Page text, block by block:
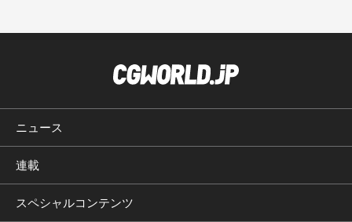
ニュース
連載
スペシャルコンテンツ